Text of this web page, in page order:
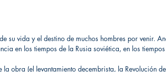
su vida y el destino de muchos hombres por venir.
en los tiempos de la Rusia soviética, en los
obra (el levantamiento decembrista, la Revolución